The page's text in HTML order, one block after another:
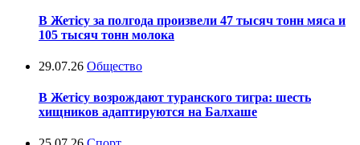
В Жетісу за полгода произвели 47 тысяч тонн мяса и
105 тысяч тонн молока
29.07.26 Общество
В Жетісу возрождают туранского тигра: шесть
хищников адаптируются на Балхаше